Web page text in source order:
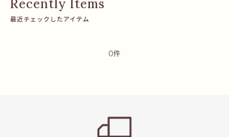
最近チェックしたアイテム
0件